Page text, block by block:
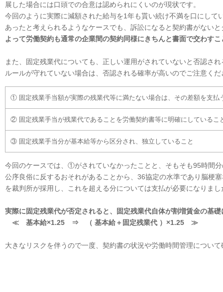
展した場合には口頭での合意は認められにくいのが現状です。
今回のように実際に減額された給与を1年も貰い続け不満を口にして
あったと考えられるようなケースでも、訴訟になると契約書がない
よって労働契約も通常の企業間の契約同様にきちんと書面で交わす
また、固定残業代についても、正しい運用がされていないと否認さ
ルールが守れていない場合は、否認される確率が高いのでご注意くだ
① 固定残業手当額が実際の残業代等に満たない場合は、その差額を支払
② 固定残業手当が残業代であることを労働契約書等に明確にしているこ
③ 固定残業手当分が基本給等から区分され、独立していること
今回のケースでは、①がされていなかったことと、そもそも95時間
公序良俗に反するおそれがあることから、36協定の水準であり脳梗
を裁判所が採用し、これを超える分については支払が必要になりまし
実際に固定残業代が否定されると、固定残業代自体が割増賃金の基
≪ 基本給×1.25 ⇒ （ 基本給＋固定残業代 ）×1.25 ≫
大きなリスクを伴うので一度、契約書の状況や労働時間管理につい